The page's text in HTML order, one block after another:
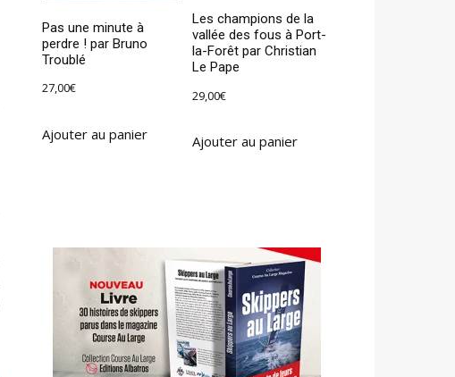
Pas une minute à
perdre ! par Bruno
Troublé
27,00€
Ajouter au panier
Les champions de la
vallée des fous à Port-
la-Forêt par Christian
Le Pape
29,00€
Ajouter au panier